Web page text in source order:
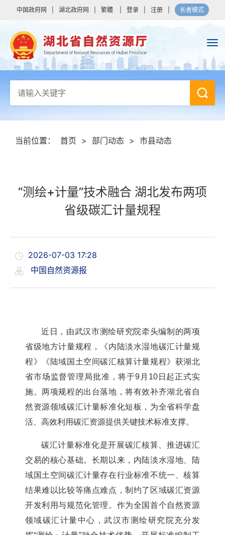
中国政府网 湖北政府网 繁體 登录 注册 长者模式
当前位置： 首页 > 部门动态 > 市县动态
“测绘+计量”技术融合 湖北发布两项
省级碳汇计量规程
2026-07-03 17:28
中国自然资源报
近日，由武汉市测绘研究院牵头编制的两项
省级地方计量规程，《内陆淡水湿地碳汇计量规
程》《陆域国土空间碳汇核算计量规程》获湖北
省市场监督管理局批准，将于9月10日起正式实
施。两项规程的出台落地，将有效补齐湖北省自
然资源领域碳汇计量标准化短板，为全省科学盘
活、高效利用碳汇资源提供关键技术标准支撑。
碳汇计量标准化是开展碳汇核算、推进碳汇
交易的核心基础。长期以来，内陆淡水湿地、陆
域国土空间碳汇计量存在行业标准不统一、核算
结果难以比较等痛点难点，制约了区域碳汇资源
开发利用与规范化管理。作为全国首个自然资源
领域碳汇计量中心，武汉市测绘研究院充分发